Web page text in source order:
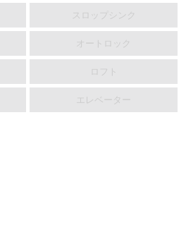
スロップシンク
オートロック
ロフト
エレベーター